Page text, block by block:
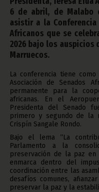
6 de abril, de Malabo
asistir a la
Africanos que se
2026 bajo los auspicios
Marruecos.
La conferencia tiene
Asociación de Senados
permanente para la
africanas. En el
Presidenta del Senado
primero y segundo de la
Crispín Sangale Rondo.
Bajo el lema “La
Parlamento a la
preservación de la paz en
enmarca dentro del
coordinación entre las
desafíos comunes,
preservar la paz y la